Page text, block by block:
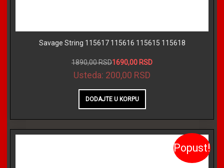
Savage String 115617 115616 115615 115618
1890,00 RSD1690,00 RSD
Usteda: 200,00 RSD
Popust!